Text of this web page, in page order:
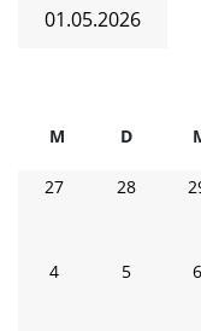
01.05.2026
Kalender
Veranstaltungen
M
D
0
27
0
28
0
0
4
0
5
0
6